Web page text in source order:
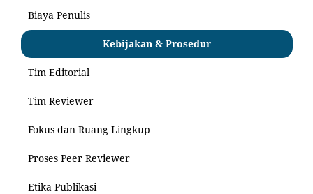
Biaya Penulis
Kebijakan & Prosedur
Tim Editorial
Tim Reviewer
Fokus dan Ruang Lingkup
Proses Peer Reviewer
Etika Publikasi